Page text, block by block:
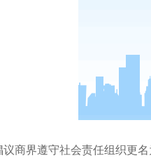
商界遵守社会责任组织更